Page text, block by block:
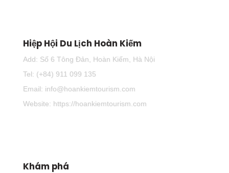
Hiệp Hội Du Lịch Hoàn Kiếm
Add: Số 6 Tông Đản, Hoàn Kiếm, Hà Nội
Tel: (+84) 911 099 135
Email: info@hoankiemtourism.com
Website: https://hoankiemtourism.com
Khám phá